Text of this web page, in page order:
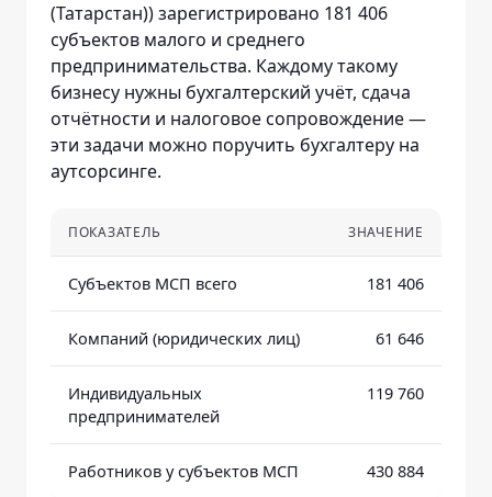
(Татарстан)) зарегистрировано 181 406
субъектов малого и среднего
предпринимательства. Каждому такому
бизнесу нужны бухгалтерский учёт, сдача
отчётности и налоговое сопровождение —
эти задачи можно поручить бухгалтеру на
аутсорсинге.
ПОКАЗАТЕЛЬ ЗНАЧЕНИЕ
Субъектов МСП всего 181 406
Компаний (юридических лиц) 61 646
Индивидуальных
предпринимателей
119 760
Работников у субъектов МСП 430 884